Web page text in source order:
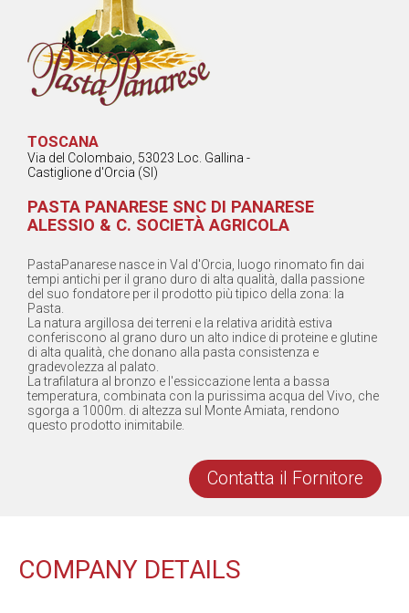
Società
Agricola
Contatta il
Fornitore
Share
TOSCANA
Via del Colombaio, 53023 Loc. Gallina -
Castiglione d'Orcia (SI)
PASTA PANARESE SNC DI PANARESE
ALESSIO & C. SOCIETÀ AGRICOLA
PastaPanarese nasce in Val d'Orcia, luogo rinomato fin dai
tempi antichi per il grano duro di alta qualità, dalla passione
del suo fondatore per il prodotto più tipico della zona: la
Pasta.
La natura argillosa dei terreni e la relativa aridità estiva
conferiscono al grano duro un alto indice di proteine e glutine
di alta qualità, che donano alla pasta consistenza e
gradevolezza al palato.
La trafilatura al bronzo e l'essiccazione lenta a bassa
temperatura, combinata con la purissima acqua del Vivo, che
sgorga a 1000m. di altezza sul Monte Amiata, rendono
questo prodotto inimitabile.
Contatta il Fornitore
COMPANY DETAILS